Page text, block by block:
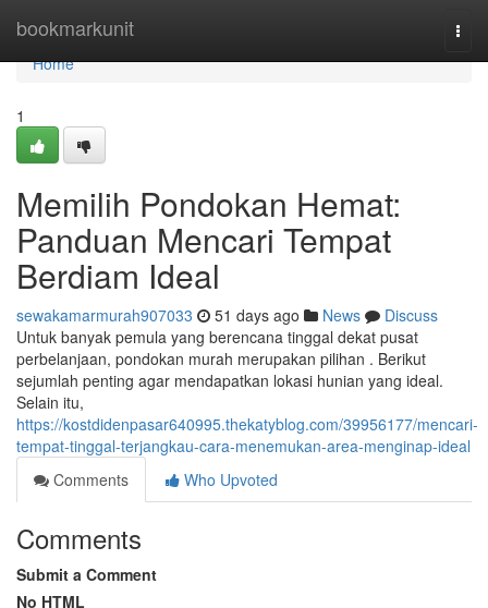
bookmarkunit
Home
Home
1
Memilih Pondokan Hemat:
Panduan Mencari Tempat
Berdiam Ideal
sewakamarmurah907033 51 days ago News
Discuss
Untuk banyak pemula yang berencana tinggal dekat pusat
perbelanjaan, pondokan murah merupakan pilihan . Berikut
sejumlah penting agar mendapatkan lokasi hunian yang ideal.
Selain itu,
https://kostdidenpasar640995.thekatyblog.com/39956177/mencari-
tempat-tinggal-terjangkau-cara-menemukan-area-menginap-ideal
Comments
Who Upvoted
Comments
Submit a Comment
No HTML